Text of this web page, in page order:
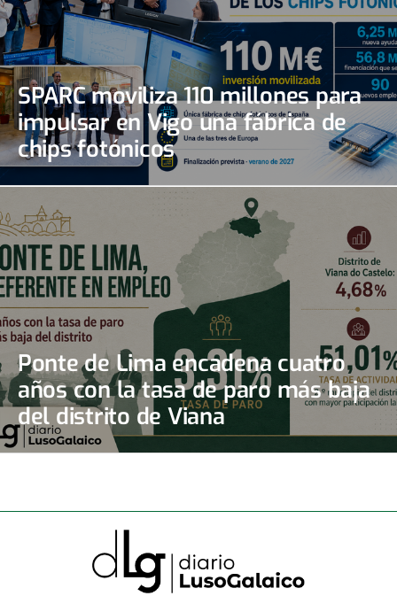
SPARC moviliza 110 millones para
impulsar en Vigo una fábrica de
chips fotónicos
Ponte de Lima encadena cuatro
años con la tasa de paro más baja
del distrito de Viana